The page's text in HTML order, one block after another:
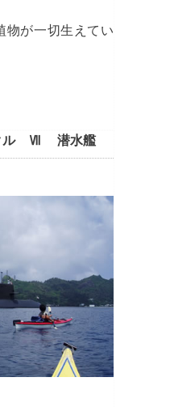
物が一切生えてい
クル Ⅶ 潜水艦